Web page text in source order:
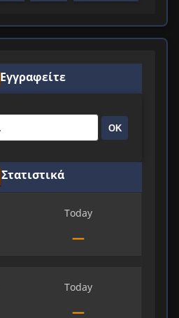
Εγγραφείτε
ΟΚ
Στατιστικά
Today
—
Today
—